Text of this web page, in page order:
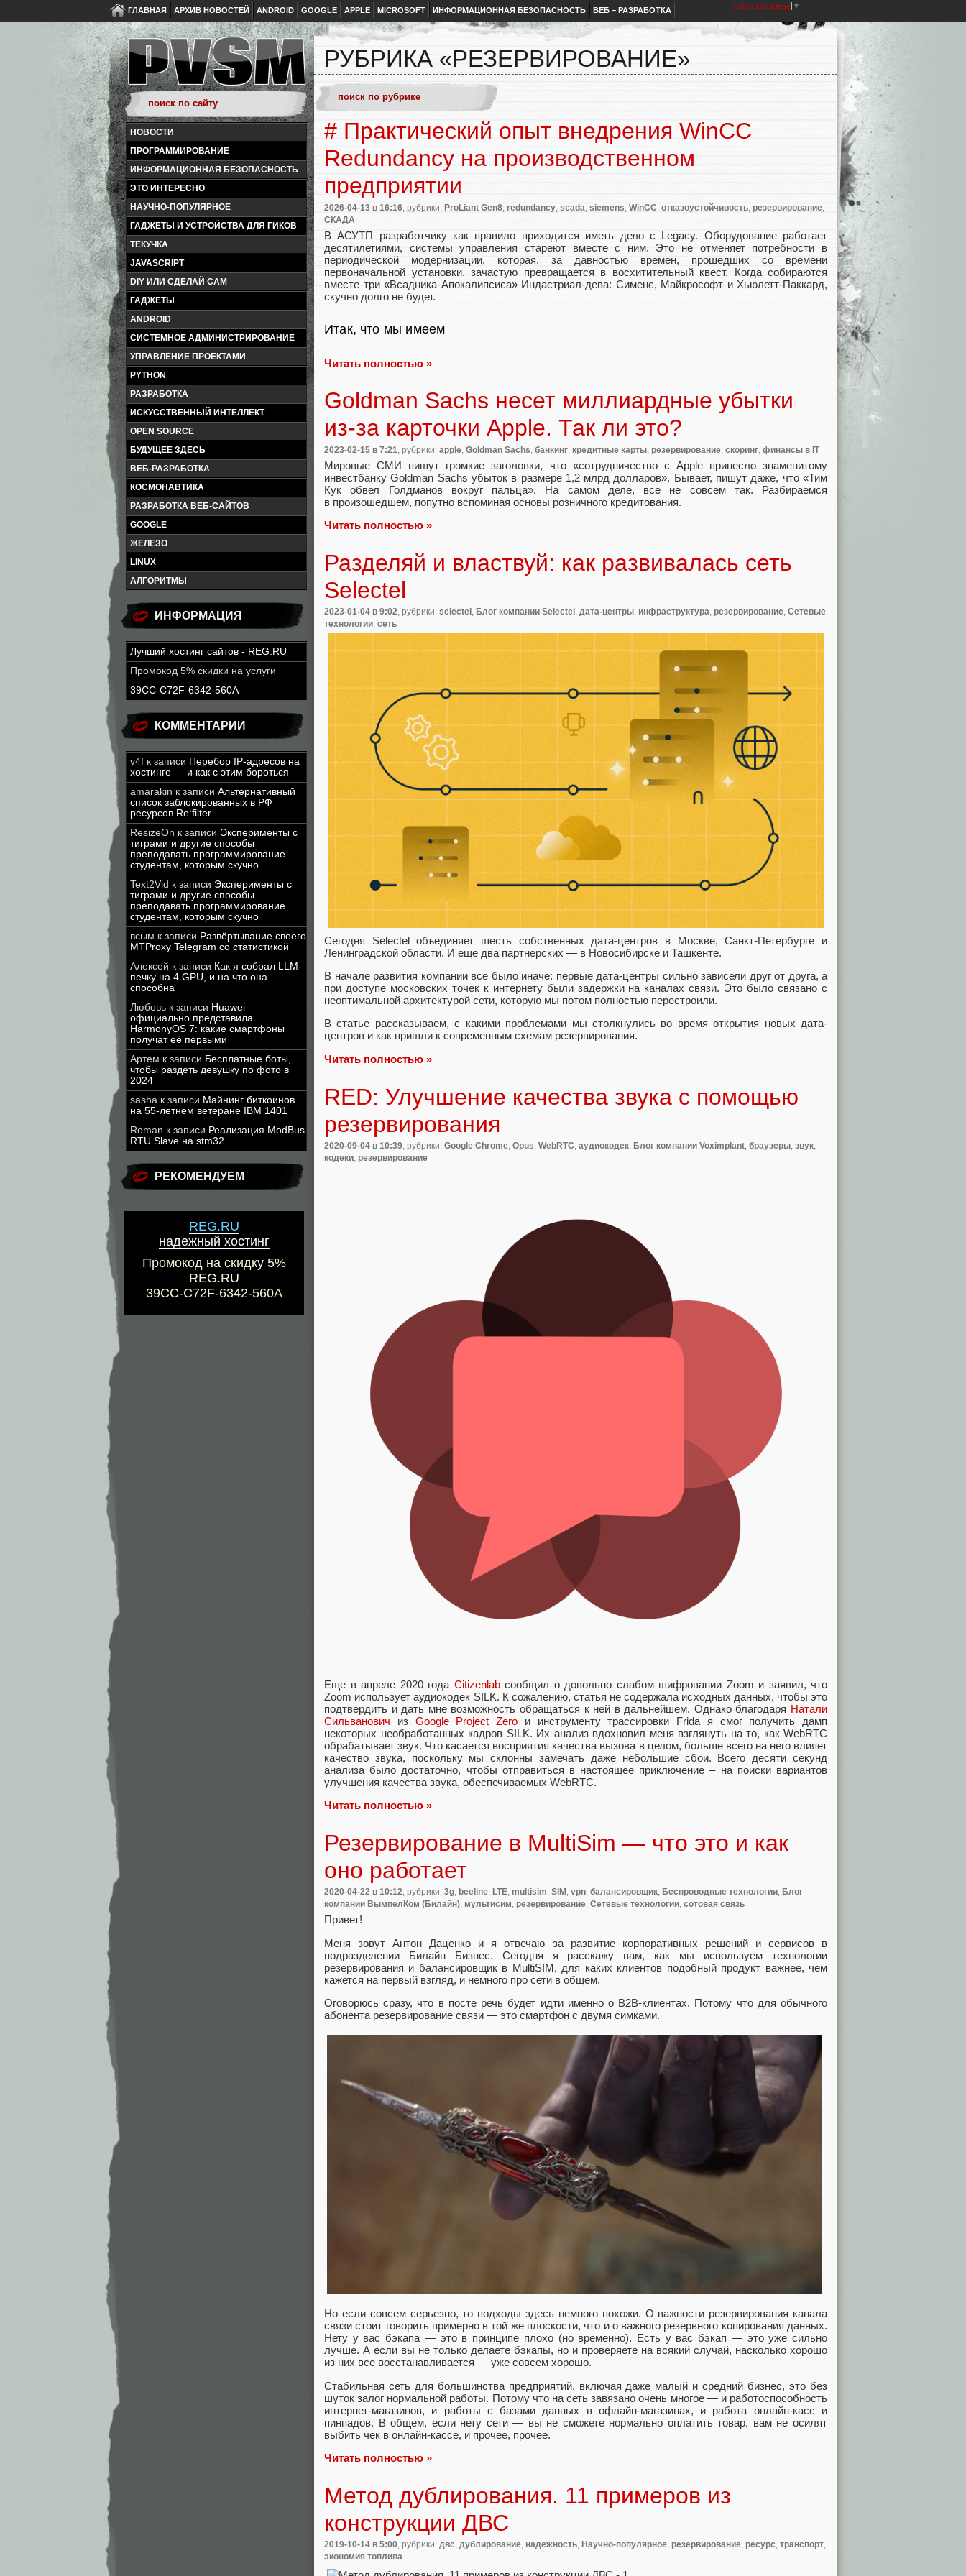
ГЛАВНАЯ АРХИВ НОВОСТЕЙ ANDROID GOOGLE APPLE MICROSOFT ИНФОРМАЦИОННАЯ БЕЗОПАСНОСТЬ ВЕБ – РАЗРАБОТКА Select Language ▼
НОВОСТИ
ПРОГРАММИРОВАНИЕ
ИНФОРМАЦИОННАЯ БЕЗОПАСНОСТЬ
ЭТО ИНТЕРЕСНО
НАУЧНО-ПОПУЛЯРНОЕ
ГАДЖЕТЫ И УСТРОЙСТВА ДЛЯ ГИКОВ
ТЕКУЧКА
JAVASCRIPT
DIY ИЛИ СДЕЛАЙ САМ
ГАДЖЕТЫ
ANDROID
СИСТЕМНОЕ АДМИНИСТРИРОВАНИЕ
УПРАВЛЕНИЕ ПРОЕКТАМИ
PYTHON
РАЗРАБОТКА
ИСКУССТВЕННЫЙ ИНТЕЛЛЕКТ
OPEN SOURCE
БУДУЩЕЕ ЗДЕСЬ
ВЕБ-РАЗРАБОТКА
КОСМОНАВТИКА
РАЗРАБОТКА ВЕБ-САЙТОВ
GOOGLE
ЖЕЛЕЗО
LINUX
АЛГОРИТМЫ
ИНФОРМАЦИЯ
Лучший хостинг сайтов - REG.RU
Промокод 5% скидки на услуги
39CC-C72F-6342-560A
КОММЕНТАРИИ
v4f к записи Перебор IP-адресов на
хостинге — и как с этим бороться
amarakin к записи Альтернативный
список заблокированных в РФ
ресурсов Re:filter
ResizeOn к записи Эксперименты с
тиграми и другие способы
преподавать программирование
студентам, которым скучно
Text2Vid к записи Эксперименты с
тиграми и другие способы
преподавать программирование
студентам, которым скучно
всым к записи Развёртывание своего
MTProxy Telegram со статистикой
Алексей к записи Как я собрал LLM-
печку на 4 GPU, и на что она
способна
Любовь к записи Huawei
официально представила
HarmonyOS 7: какие смартфоны
получат её первыми
Артем к записи Бесплатные боты,
чтобы раздеть девушку по фото в
2024
sasha к записи Майнинг биткоинов
на 55-летнем ветеране IBM 1401
Roman к записи Реализация ModBus
RTU Slave на stm32
РЕКОМЕНДУЕМ
REG.RU
надежный хостинг
Промокод на скидку 5%
REG.RU
39CC-C72F-6342-560A
РУБРИКА «РЕЗЕРВИРОВАНИЕ»
# Практический опыт внедрения WinCC
Redundancy на производственном
предприятии
2026-04-13 в 16:16 , рубрики: ProLiant Gen8 redundancy scada siemens WinCC отказоустойчивость резервирование
СКАДА
В АСУТП разработчику как правило приходится иметь дело с Legacy. Оборудование работает
десятилетиями, системы управления стареют вместе с ним. Это не отменяет потребности в
периодической модернизации, которая, за давностью времен, прошедших со времени
первоначальной установки, зачастую превращается в восхитительный квест. Когда собираются
вместе три «Всадника Апокалипсиса» Индастриал-дева: Сименс, Майкрософт и Хьюлетт-Паккард,
скучно долго не будет.
Итак, что мы имеем
Читать полностью »
Goldman Sachs несет миллиардные убытки
из-за карточки Apple. Так ли это?
2023-02-15 в 7:21 , рубрики: apple Goldman Sachs банкинг кредитные карты резервирование скоринг финансы в IT
Мировые СМИ пишут громкие заголовки, что «сотрудничество с Apple принесло знаменитому
инвестбанку Goldman Sachs убыток в размере 1,2 млрд долларов». Бывает, пишут даже, что «Тим
Кук обвел Голдманов вокруг пальца». На самом деле, все не совсем так. Разбираемся
в произошедшем, попутно вспоминая основы розничного кредитования.
Читать полностью »
Разделяй и властвуй: как развивалась сеть
Selectel
2023-01-04 в 9:02, рубрики: selectel , Блог компании Selectel , дата-центры, инфраструктура, резервирование, Сетевые
технологии, сеть
Сегодня Selectel объединяет шесть собственных дата-центров в Москве, Санкт-Петербурге и
Ленинградской области. И еще два партнерских — в Новосибирске и Ташкенте.
В начале развития компании все было иначе: первые дата-центры сильно зависели друг от друга, а
при доступе московских точек к интернету были задержки на каналах связи. Это было связано с
неоптимальной архитектурой сети, которую мы потом полностью перестроили.
В статье рассказываем, с какими проблемами мы столкнулись во время открытия новых дата-
центров и как пришли к современным схемам резервирования.
Читать полностью »
RED: Улучшение качества звука с помощью
резервирования
2020-09-04 в 10:39 , рубрики: Google Chrome Opus WebRTC аудиокодек Блог компании Voximplant браузеры звук
кодеки резервирование
Еще в апреле 2020 года Citizenlabсообщил о довольно слабом шифровании Zoom и заявил, что
Zoom использует аудиокодек SILK. К сожалению, статья не содержала исходных данных, чтобы это
подтвердить и дать мне возможность обращаться к ней в дальнейшем. Однако благодаря Натали
Сильванович из Google Project Zero и инструменту трассировки Frida я смог получить дамп
некоторых необработанных кадров SILK. Их анализ вдохновил меня взглянуть на то, как WebRTC
обрабатывает звук. Что касается восприятия качества вызова в целом, больше всего на него влияет
качество звука, поскольку мы склонны замечать даже небольшие сбои. Всего десяти секунд
анализа было достаточно, чтобы отправиться в настоящее приключение – на поиски вариантов
улучшения качества звука, обеспечиваемых WebRTC.
Читать полностью »
Резервирование в MultiSim — что это и как
оно работает
2020-04-22 в 10:12, рубрики: 3g, beeline, LTE, multisim, SIM, vpn, балансировщик, Беспроводные технологии, Блог
компании ВымпелКом (Билайн), мультисим, резервирование, Сетевые технологии, сотовая связь
Привет!
Меня зовут Антон Даценко и я отвечаю за развитие корпоративных решений и сервисов в
подразделении Билайн Бизнес. Сегодня я расскажу вам, как мы используем технологии
резервирования и балансировщик в MultiSIM, для каких клиентов подобный продукт важнее, чем
кажется на первый взгляд, и немного про сети в общем.
Оговорюсь сразу, что в посте речь будет идти именно о B2B-клиентах. Потому что для обычного
абонента резервирование связи — это смартфон с двумя симками.
Но если совсем серьезно, то подходы здесь немного похожи. О важности резервирования канала
связи стоит говорить примерно в той же плоскости, что и о важного резервного копирования данных.
Нету у вас бэкапа — это в принципе плохо (но временно). Есть у вас бэкап — это уже сильно
лучше. А если вы не только делаете бэкапы, но и проверяете на всякий случай, насколько хорошо
из них все восстанавливается — уже совсем хорошо.
Стабильная сеть для большинства предприятий, включая даже малый и средний бизнес, это без
шуток залог нормальной работы. Потому что на сеть завязано очень многое — и работоспособность
интернет-магазинов, и работы с базами данных в офлайн-магазинах, и работа онлайн-касс и
пинпадов. В общем, если нету сети — вы не сможете нормально оплатить товар, вам не осилят
выбить чек в онлайн-кассе, и прочее, прочее.
Читать полностью »
Метод дублирования. 11 примеров из
конструкции ДВС
2019-10-14 в 5:00, рубрики: двс, дублирование, надежность, Научно-популярное, резервирование, ресурс, транспорт,
экономия топлива